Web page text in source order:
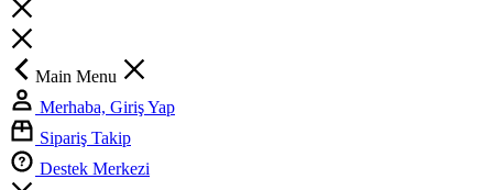
Main Menu
Merhaba, Giriş Yap
Sipariş Takip
Destek Merkezi